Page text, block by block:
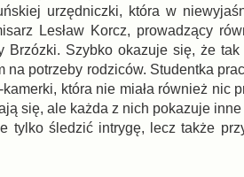
urzędniczki, która w
Lesław Korcz, prowadzący
Brzózki. Szybko okazuje się, że
na potrzeby rodziców. Studentka
która nie miała również nic
się, ale każda z nich pokazuje
śledzić intrygę, lecz także